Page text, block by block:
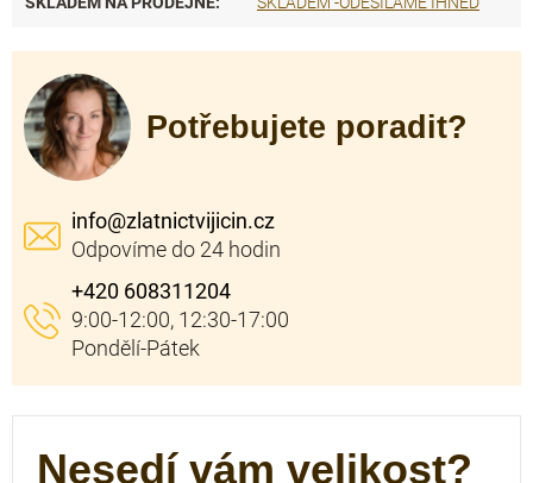
Potřebujete poradit?
info@zlatnictvijicin.cz
+420 608311204
Nesedí vám velikost?